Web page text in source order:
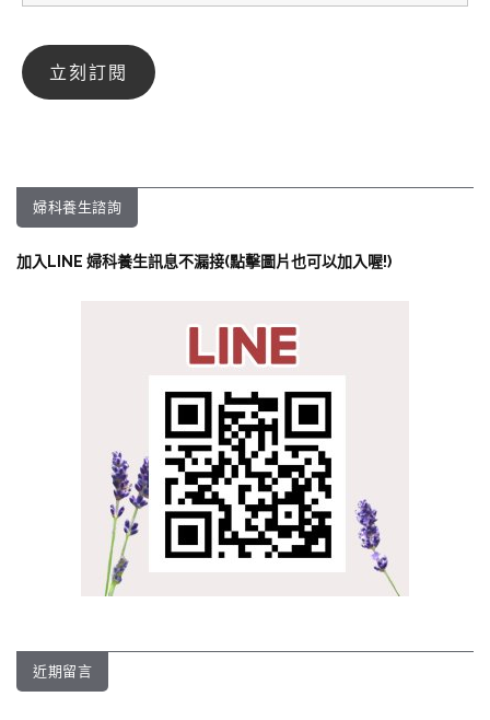
婦科養生諮詢
加入LINE 婦科養生訊息不漏接(點擊圖片也可以加入喔!)
近期留言